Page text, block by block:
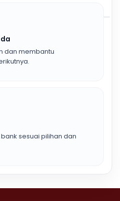
dan membantu
sesuai pilihan dan